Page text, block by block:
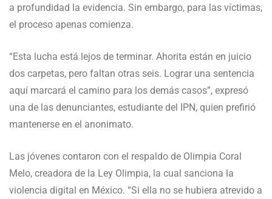
a profundidad la evidencia. Sin embargo, para las víctimas,
el proceso apenas comienza.
“Esta lucha está lejos de terminar. Ahorita están en juicio
dos carpetas, pero faltan otras seis. Lograr una sentencia
aquí marcará el camino para los demás casos”, expresó
una de las denunciantes, estudiante del IPN, quien prefirió
mantenerse en el anonimato.
Las jóvenes contaron con el respaldo de Olimpia Coral
Melo, creadora de la Ley Olimpia, la cual sanciona la
violencia digital en México. “Si ella no se hubiera atrevido a